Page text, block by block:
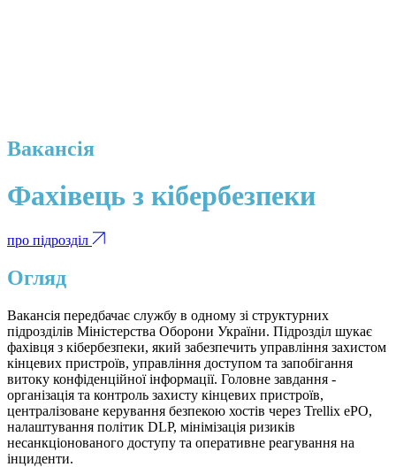
Вакансія
Фахівець з кібербезпеки
про підрозділ
Огляд
Вакансія передбачає службу в одному зі структурних
підрозділів Міністерства Оборони України. Підрозділ шукає
фахівця з кібербезпеки, який забезпечить управління захистом
кінцевих пристроїв, управління доступом та запобігання
витоку конфіденційної інформації. Головне завдання -
організація та контроль захисту кінцевих пристроїв,
централізоване керування безпекою хостів через Trellix ePO,
налаштування політик DLP, мінімізація ризиків
несанкціонованого доступу та оперативне реагування на
інциденти.